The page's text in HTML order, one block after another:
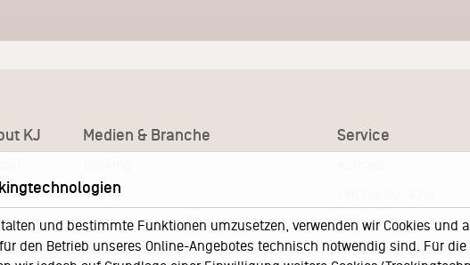
KJ Medien & Branche
Presse
Pressematerial – Festivals
Akkreditierungsformular – Festivals
Service
FAQ / Hilfe
Ticketshop Hamburg
und bestimmte Funktionen umzusetzen, verwenden wir Cookies und
den Betrieb unseres Online-Angebotes technisch notwendig sind. Für